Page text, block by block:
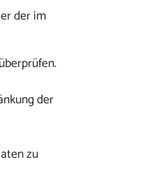
der im
der
zu